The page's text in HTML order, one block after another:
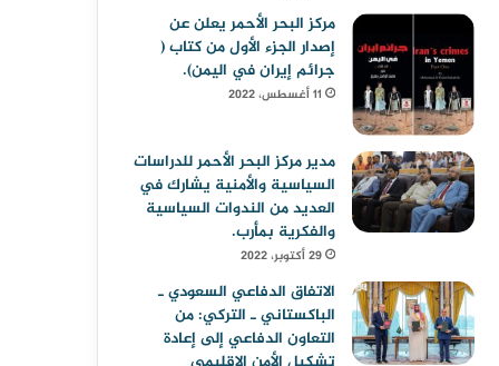
مركز البحر الأحمر يعلن عن
إصدار الجزء الأول من كتاب (
جرائم إيران في اليمن).
11 أغسطس، 2022
مدير مركز البحر الأحمر للدراسات
السياسية والأمنية يشارك في
العديد من الندوات السياسية
والفكرية بمأرب.
29 أكتوبر، 2022
الاتفاق الدفاعي السعودي ـ
الباكستاني ـ التركي: من
التعاون الدفاعي إلى إعادة